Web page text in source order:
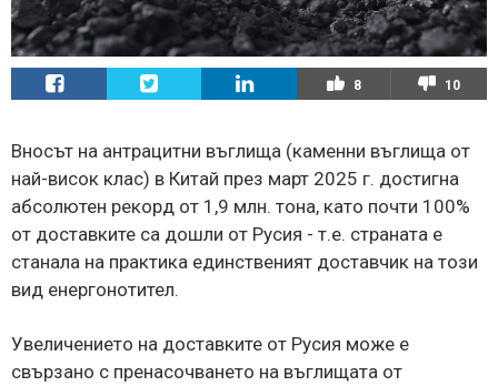
8 10
Вносът на антрацитни въглища (каменни въглища от
най-висок клас) в Китай през март 2025 г. достигна
абсолютен рекорд от 1,9 млн. тона, като почти 100%
от доставките са дошли от Русия - т.е. страната е
станала на практика единственият доставчик на този
вид енергонотител.
Увеличението на доставките от Русия може е
свързано с пренасочването на въглищата от